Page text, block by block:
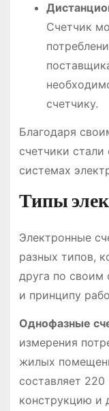
Счетчик
счетчику.
Благодаря
счетчики
системах
Типы
Электронные
разных типов,
друга по
и принципу
Однофазные
измерения
жилых
составляет
конструкцию и